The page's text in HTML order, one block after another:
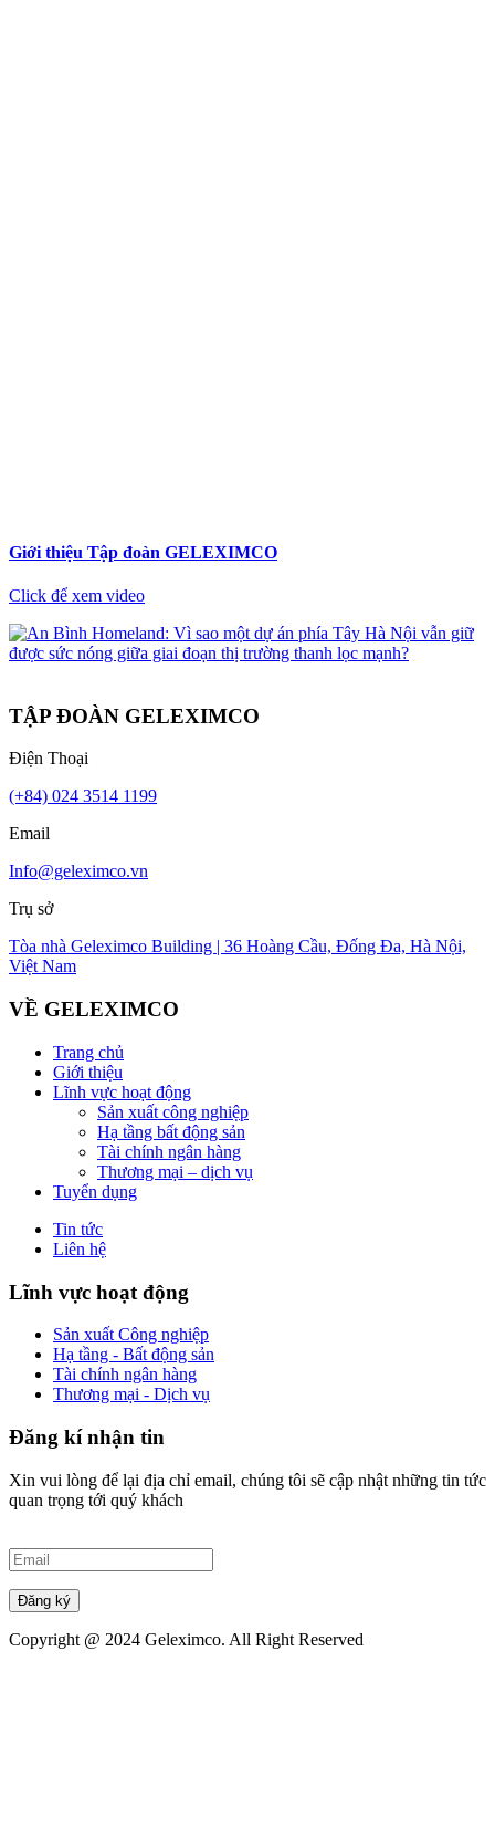
Giới thiệu Tập đoàn GELEXIMCO
Click để xem video
TẬP ĐOÀN GELEXIMCO
Điện Thoại
(+84) 024 3514 1199
Email
Info@geleximco.vn
Trụ sở
Tòa nhà Geleximco Building | 36 Hoàng Cầu, Đống Đa, Hà Nội,
Việt Nam
VỀ GELEXIMCO
Trang chủ
Giới thiệu
Lĩnh vực hoạt động
Sản xuất công nghiệp
Hạ tầng bất động sản
Tài chính ngân hàng
Thương mại – dịch vụ
Tuyển dụng
Tin tức
Liên hệ
Lĩnh vực hoạt động
Sản xuất Công nghiệp
Hạ tầng - Bất động sản
Tài chính ngân hàng
Thương mại - Dịch vụ
Đăng kí nhận tin
Xin vui lòng để lại địa chỉ email, chúng tôi sẽ cập nhật những tin tức
quan trọng tới quý khách
Đăng ký
Copyright @ 2024 Geleximco. All Right Reserved